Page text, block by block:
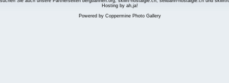
Hosting by ah,ja!
Powered by Coppermine Photo Gallery